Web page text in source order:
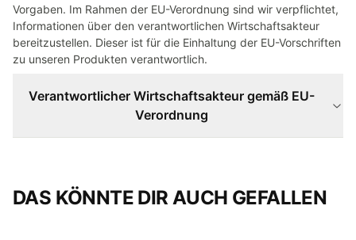
Vorgaben. Im Rahmen der EU-Verordnung sind wir verpflichtet,
Informationen über den verantwortlichen Wirtschaftsakteur
bereitzustellen. Dieser ist für die Einhaltung der EU-Vorschriften
zu unseren Produkten verantwortlich.
Verantwortlicher Wirtschaftsakteur gemäß EU-
Verordnung
DAS KÖNNTE DIR AUCH GEFALLEN